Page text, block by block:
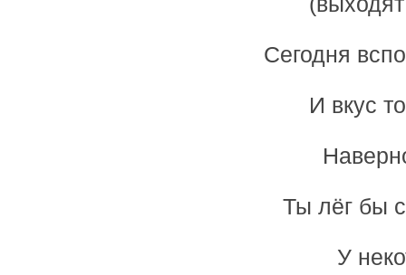
Сегодня
И вкус
Ты лёг бы
У